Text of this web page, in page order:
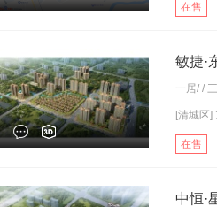
在售
敏捷·
一居/ /
[清城区]
在售
中恒·